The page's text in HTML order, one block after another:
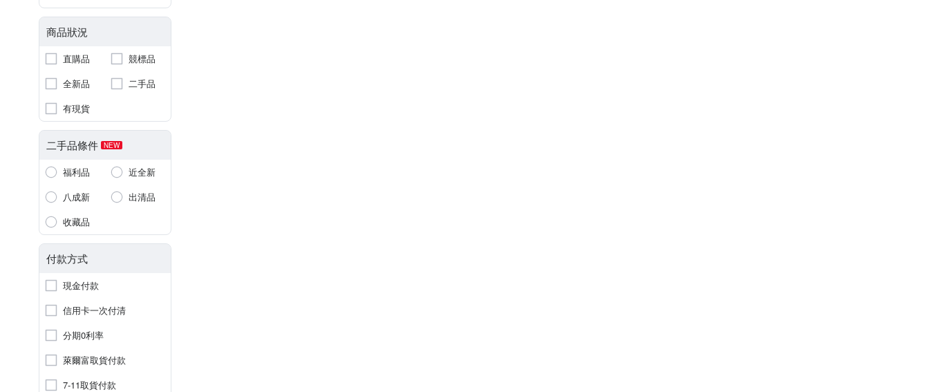
商品狀況
直購品
競標品
全新品
二手品
有現貨
二手品條件 NEW
福利品
近全新
八成新
出清品
收藏品
付款方式
現金付款
信用卡一次付清
分期0利率
萊爾富取貨付款
7-11取貨付款